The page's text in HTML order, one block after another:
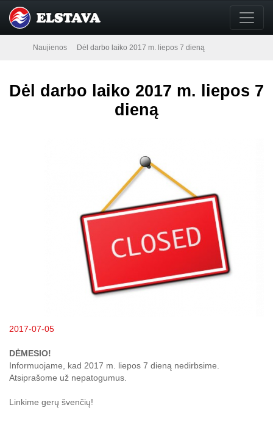
Naujienos Dėl darbo laiko 2017 m. liepos 7 dieną
Dėl darbo laiko 2017 m. liepos 7
dieną
2017-07-05
DĖMESIO!
Informuojame, kad 2017 m. liepos 7 dieną nedirbsime.
Atsiprašome už nepatogumus.
Linkime gerų švenčių!